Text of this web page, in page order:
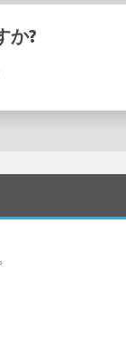
か?